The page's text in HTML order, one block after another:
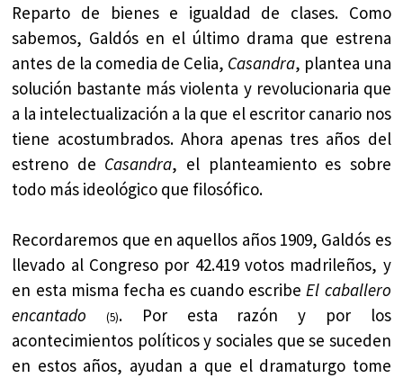
Reparto de bienes e igualdad de clases. Como
sabemos, Galdós en el último drama que estrena
antes de la comedia de Celia, Casandra, plantea una
solución bastante más violenta y revolucionaria que
a la intelectualización a la que el escritor canario nos
tiene acostumbrados. Ahora apenas tres años del
estreno de Casandra, el planteamiento es sobre
todo más ideológico que filosófico.
Recordaremos que en aquellos años 1909, Galdós es
llevado al Congreso por 42.419 votos madrileños, y
en esta misma fecha es cuando escribeEl caballero
encantado
(5). Por esta razón y por los
acontecimientos políticos y sociales que se suceden
en estos años, ayudan a que el dramaturgo tome